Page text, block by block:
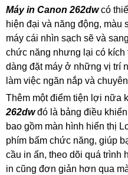
Máy in Canon 262dwcó
hiện đại và năng động, màu
máy cái nhìn sạch sẽ và
chức năng nhưng lại có
dàng đặt máy ở những vị trí
làm việc ngăn nắp và
Thêm một điểm tiện lợi nữa
262dwđó là bảng điều
bao gồm màn hình hiển thị
phím bấm chức năng, giúp
cầu in ấn, theo dõi quá trình
in cũng đơn giản hơn qua